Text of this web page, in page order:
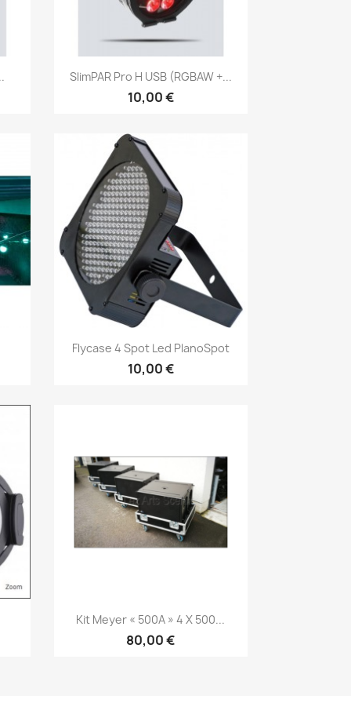
Vorschau
SlimPAR Pro H USB (RGBAW +...
10,00 €
Vorschau
Flycase 4 Spot Led PlanoSpot
10,00 €
Vorschau
Kit Meyer « 500A » 4 X 500...
80,00 €